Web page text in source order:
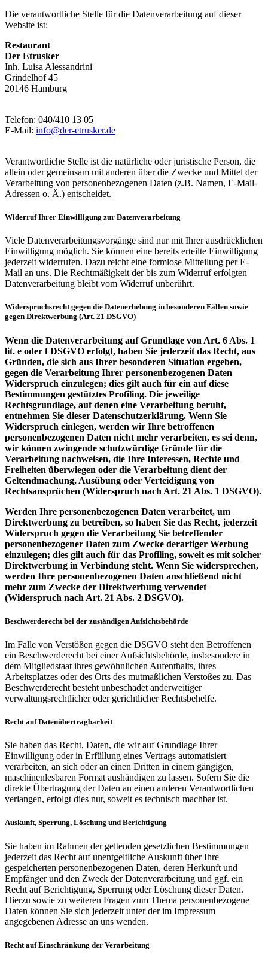
Die verantwortliche Stelle für die Datenverarbeitung auf dieser
Website ist:
Restaurant
Der Etrusker
Inh. Luisa Alessandrini
Grindelhof 45
20146 Hamburg
Telefon: 040/410 13 05
E-Mail: info@der-etrusker.de
Verantwortliche Stelle ist die natürliche oder juristische Person, die
allein oder gemeinsam mit anderen über die Zwecke und Mittel der
Verarbeitung von personenbezogenen Daten (z.B. Namen, E-Mail-
Adressen o. Ä.) entscheidet.
Widerruf Ihrer Einwilligung zur Datenverarbeitung
Viele Datenverarbeitungsvorgänge sind nur mit Ihrer ausdrücklichen
Einwilligung möglich. Sie können eine bereits erteilte Einwilligung
jederzeit widerrufen. Dazu reicht eine formlose Mitteilung per E-
Mail an uns. Die Rechtmäßigkeit der bis zum Widerruf erfolgten
Datenverarbeitung bleibt vom Widerruf unberührt.
Widerspruchsrecht gegen die Datenerhebung in besonderen Fällen sowie
gegen Direktwerbung (Art. 21 DSGVO)
Wenn die Datenverarbeitung auf Grundlage von Art. 6 Abs. 1
lit. e oder f DSGVO erfolgt, haben Sie jederzeit das Recht, aus
Gründen, die sich aus Ihrer besonderen Situation ergeben,
gegen die Verarbeitung Ihrer personenbezogenen Daten
Widerspruch einzulegen; dies gilt auch für ein auf diese
Bestimmungen gestütztes Profiling. Die jeweilige
Rechtsgrundlage, auf denen eine Verarbeitung beruht,
entnehmen Sie dieser Datenschutzerklärung. Wenn Sie
Widerspruch einlegen, werden wir Ihre betroffenen
personenbezogenen Daten nicht mehr verarbeiten, es sei denn,
wir können zwingende schutzwürdige Gründe für die
Verarbeitung nachweisen, die Ihre Interessen, Rechte und
Freiheiten überwiegen oder die Verarbeitung dient der
Geltendmachung, Ausübung oder Verteidigung von
Rechtsansprüchen (Widerspruch nach Art. 21 Abs. 1 DSGVO).
Werden Ihre personenbezogenen Daten verarbeitet, um
Direktwerbung zu betreiben, so haben Sie das Recht, jederzeit
Widerspruch gegen die Verarbeitung Sie betreffender
personenbezogener Daten zum Zwecke derartiger Werbung
einzulegen; dies gilt auch für das Profiling, soweit es mit solcher
Direktwerbung in Verbindung steht. Wenn Sie widersprechen,
werden Ihre personenbezogenen Daten anschließend nicht
mehr zum Zwecke der Direktwerbung verwendet
(Widerspruch nach Art. 21 Abs. 2 DSGVO).
Beschwerderecht bei der zuständigen Aufsichtsbehörde
Im Falle von Verstößen gegen die DSGVO steht den Betroffenen
ein Beschwerderecht bei einer Aufsichtsbehörde, insbesondere in
dem Mitgliedstaat ihres gewöhnlichen Aufenthalts, ihres
Arbeitsplatzes oder des Orts des mutmaßlichen Verstoßes zu. Das
Beschwerderecht besteht unbeschadet anderweitiger
verwaltungsrechtlicher oder gerichtlicher Rechtsbehelfe.
Recht auf Datenübertragbarkeit
Sie haben das Recht, Daten, die wir auf Grundlage Ihrer
Einwilligung oder in Erfüllung eines Vertrags automatisiert
verarbeiten, an sich oder an einen Dritten in einem gängigen,
maschinenlesbaren Format aushändigen zu lassen. Sofern Sie die
direkte Übertragung der Daten an einen anderen Verantwortlichen
verlangen, erfolgt dies nur, soweit es technisch machbar ist.
Auskunft, Sperrung, Löschung und Berichtigung
Sie haben im Rahmen der geltenden gesetzlichen Bestimmungen
jederzeit das Recht auf unentgeltliche Auskunft über Ihre
gespeicherten personenbezogenen Daten, deren Herkunft und
Empfänger und den Zweck der Datenverarbeitung und ggf. ein
Recht auf Berichtigung, Sperrung oder Löschung dieser Daten.
Hierzu sowie zu weiteren Fragen zum Thema personenbezogene
Daten können Sie sich jederzeit unter der im Impressum
angegebenen Adresse an uns wenden.
Recht auf Einschränkung der Verarbeitung